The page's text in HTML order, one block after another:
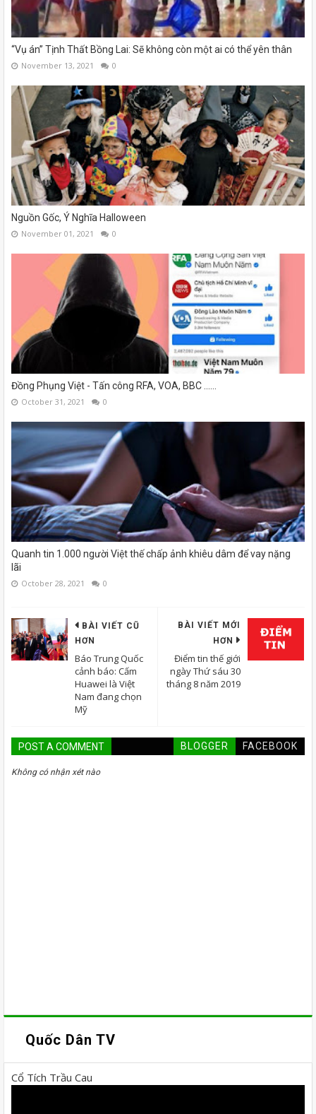
“Vụ án” Tịnh Thất Bồng Lai: Sẽ không còn một ai có thể yên thân
November 13, 2021 0
Nguồn Gốc, Ý Nghĩa Halloween
November 01, 2021 0
Đồng Phụng Việt - Tấn công RFA, VOA, BBC ......
October 31, 2021 0
Quanh tin 1.000 người Việt thế chấp ảnh khiêu dâm để vay nặng
lãi
October 28, 2021 0
BÀI VIẾT MỚI
HƠN
Điểm tin thế giới
ngày Thứ sáu 30
tháng 8 năm 2019
BÀI VIẾT CŨ
HƠN
Báo Trung Quốc
cảnh báo: Cấm
Huawei là Việt
Nam đang chọn
Mỹ
POST A COMMENT BLOGGER FACEBOOK
Không có nhận xét nào
Quốc Dân TV
Cổ Tích Trầu Cau